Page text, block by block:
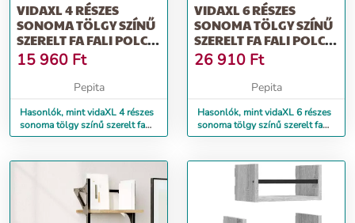
VIDAXL 4 RÉSZES
SONOMA TÖLGY SZÍNŰ
SZERELT FA FALI POLC
SZETT RÚDDAL
15 960 Ft
Pepita
Hasonlók, mint vidaXL 4 részes
sonoma tölgy színű szerelt fa
fali polc szett rúddal
VIDAXL 6 RÉSZES
SONOMA TÖLGY SZÍNŰ
SZERELT FA FALI POLC
SZETT RÚDDAL
26 910 Ft
Pepita
Hasonlók, mint vidaXL 6 részes
sonoma tölgy színű szerelt fa
fali polc szett rúddal